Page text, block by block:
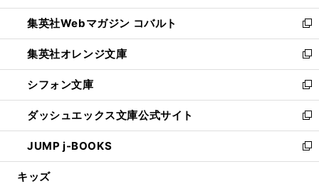
開
く
ウ
で
開
く
ン
ド
ウ
で
開
く
ウ
ィ
ン
ド
ウ
で
開
く
集英社Webマガジン コバルト
新
し
い
ウ
ィ
ン
ド
ウ
で
開
集英社オレンジ文庫
新
し
い
ウ
ィ
ン
ド
ウ
シフォン文庫
新
し
い
ウ
ィ
ン
ダッシュエックス文庫公式サイト
新
し
い
ウ
JUMP j-BOOKS
新
し
キッズ